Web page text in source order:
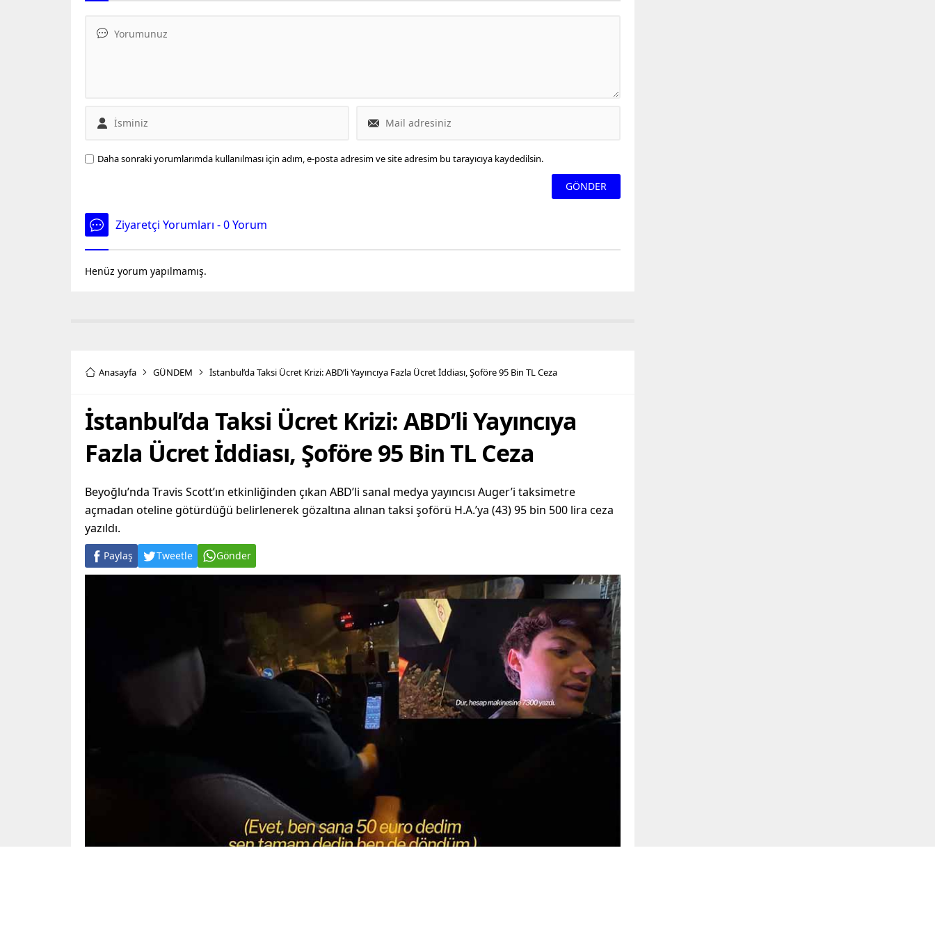
öğrenmez olaydık" notuyla sosyal
Daha sonraki yorumlarımda kullanılması için adım, e-posta adresim ve site adresim bu tarayıcıya kaydedilsin.
Ziyaretçi Yorumları - 0 Yorum
Henüz yorum yapılmamış.
Anasayfa GÜNDEM İstanbul’da Taksi Ücret Krizi: ABD’li Yayıncıya Fazla Ücret İddiası, Şoföre 95 Bin TL Ceza
İstanbul’da Taksi Ücret Krizi: ABD’li Yayıncıya
Fazla Ücret İddiası, Şoföre 95 Bin TL Ceza
Beyoğlu’nda Travis Scott’ın etkinliğinden çıkan ABD’li sanal medya yayıncısı Auger’i taksimetre
açmadan oteline götürdüğü belirlenerek gözaltına alınan taksi şoförü H.A.’ya (43) 95 bin 500 lira ceza
yazıldı.
Paylaş Tweetle Gönder